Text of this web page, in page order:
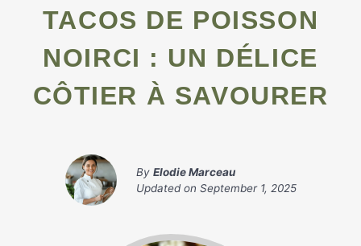
TACOS DE POISSON
NOIRCI : UN DÉLICE
CÔTIER À SAVOURER
By Elodie Marceau
Updated on September 1, 2025